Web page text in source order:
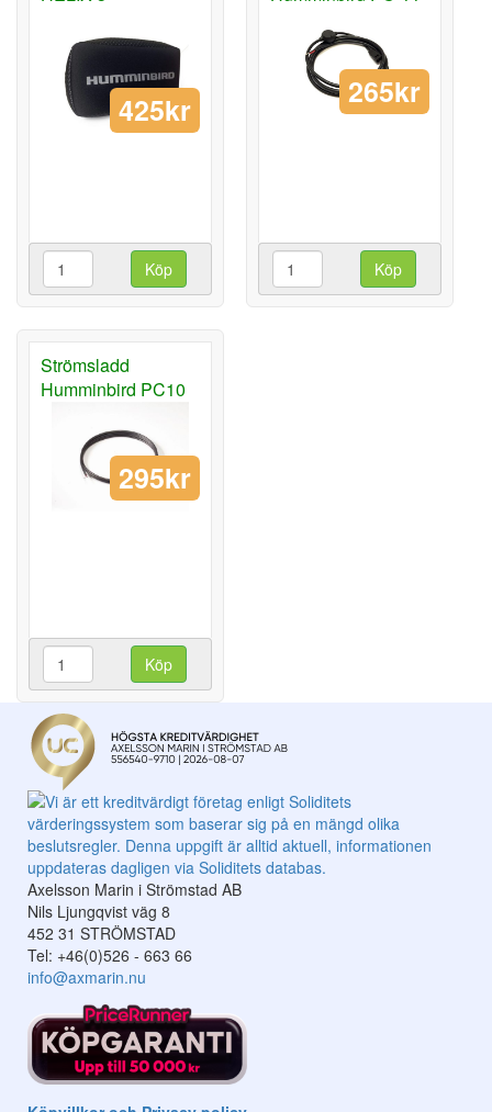
425kr
Köp
265kr
Köp
Strömsladd
Humminbird PC10
295kr
Köp
Axelsson Marin i Strömstad AB
Nils Ljungqvist väg 8
452 31 STRÖMSTAD
Tel: +46(0)526 - 663 66
info@axmarin.nu